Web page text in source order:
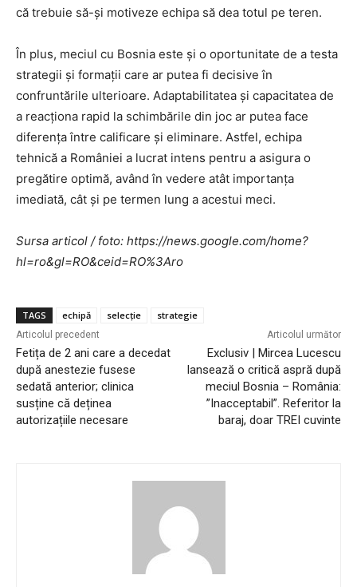
că trebuie să-și motiveze echipa să dea totul pe teren.
În plus, meciul cu Bosnia este și o oportunitate de a testa
strategii și formații care ar putea fi decisive în
confruntările ulterioare. Adaptabilitatea și capacitatea de
a reacționa rapid la schimbările din joc ar putea face
diferența între calificare și eliminare. Astfel, echipa
tehnică a României a lucrat intens pentru a asigura o
pregătire optimă, având în vedere atât importanța
imediată, cât și pe termen lung a acestui meci.
Sursa articol / foto: https://news.google.com/home?
hl=ro&gl=RO&ceid=RO%3Aro
TAGS echipă selecție strategie
Articolul precedent
Fetița de 2 ani care a decedat
după anestezie fusese
sedată anterior; clinica
susține că deținea
autorizațiile necesare
Articolul următor
Exclusiv | Mircea Lucescu
lansează o critică aspră după
meciul Bosnia – România:
”Inacceptabil”. Referitor la
baraj, doar TREI cuvinte